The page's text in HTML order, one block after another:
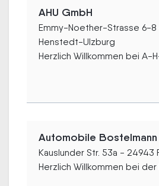
AHU GmbH
Emmy-Noether-Strasse 6-
Henstedt-Ulzburg
Herzlich Willkommen bei A-
Automobile Bostelmann
Kauslunder Str. 53a - 24943
Herzlich Willkommen bei der